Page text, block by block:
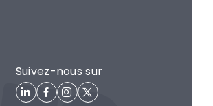
Suivez-nous sur